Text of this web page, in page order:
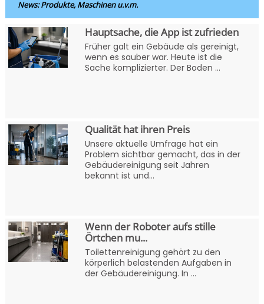
News: Produkte, Maschinen u.v.m.
Hauptsache, die App ist zufrieden
Früher galt ein Gebäude als gereinigt,
wenn es sauber war. Heute ist die
Sache komplizierter. Der Boden ...
Qualität hat ihren Preis
Unsere aktuelle Umfrage hat ein
Problem sichtbar gemacht, das in der
Gebäudereinigung seit Jahren
bekannt ist und...
Wenn der Roboter aufs stille
Örtchen mu...
Toilettenreinigung gehört zu den
körperlich belastenden Aufgaben in
der Gebäudereinigung. In ...